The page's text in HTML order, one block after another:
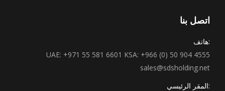
اتصل بنا
:هاتف
UAE: +971 55 581 6601 KSA: +966 (0) 50 904 4555
sales@sdsholding.net
:المقر الرئيسي